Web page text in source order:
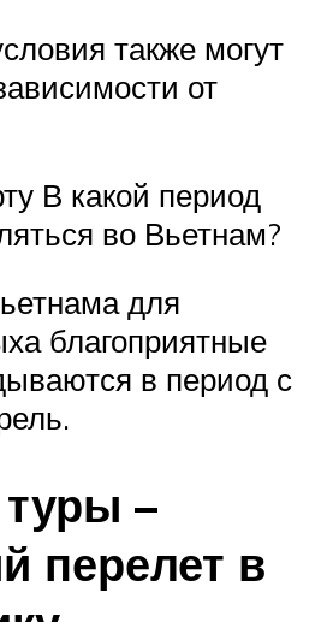
также могут
от
В какой период
во Вьетнам?
для
благоприятные
в период с
–
перелет в